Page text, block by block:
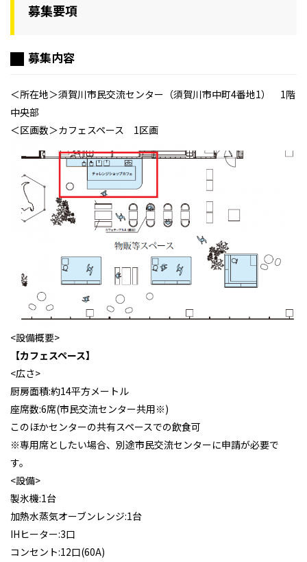
募集要項
募集内容
＜所在地＞須賀川市民交流センター（須賀川市中町4番地1） 1階
中央部
＜区画数＞カフェスペース 1区画
<設備概要>
【カフェスペース】
<広さ>
厨房面積:約14平方メートル
座席数:6席(市民交流センター共用※)
このほかセンターの共有スペースでの飲食可
※専用席としたい場合、別途市民交流センターに申請が必要で
す。
<設備>
製氷機:1台
加熱水蒸気オーブンレンジ:1台
IHヒーター:3口
コンセント:12口(60A)